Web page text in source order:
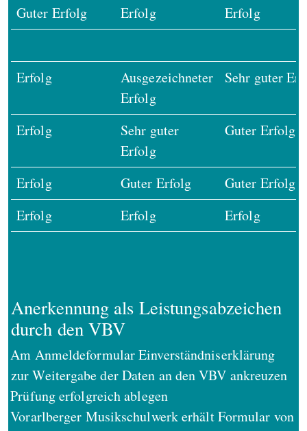
Guter Erfolg
Erfolg Erfolg
Erfolg
Ausgezeichneter
Erfolg
Sehr guter
Erfolg
Sehr guter
Erfolg
Guter Erfolg
Erfolg Guter Erfolg
Guter Erfolg
Erfolg
Erfolg Erfolg
Anerkennung als Leistungsabzeichen
durch den VBV
Am Anmeldeformular Einverständniserklärung
zur Weitergabe der Daten an den VBV ankreuzen
Prüfung erfolgreich ablegen
Vorarlberger Musikschulwerk erhält Formular von